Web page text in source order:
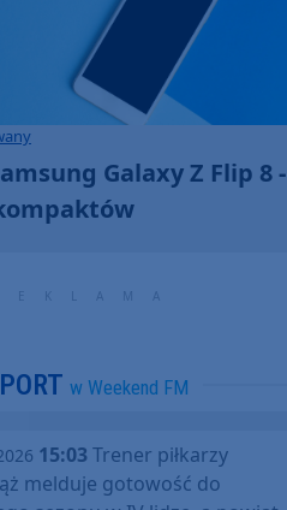
Galaxy Z Flip 8 -
w Weekend FM
15:03Trener piłkarzy
melduje gotowość do